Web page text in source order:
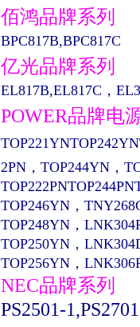
佰鸿品牌系列
BPC817B,BPC817C
亿光品牌系列
EL817B,EL817C，
POWER品牌电
2PN，TOP244YN，
TOP246YN，
TOP248YN，
TOP250YN，
TOP256YN，
NEC品牌系列
PS2501-